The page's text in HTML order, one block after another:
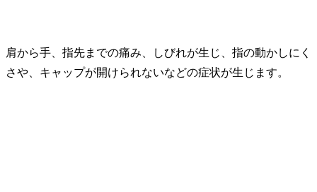
肩から手、指先までの痛み、しびれが生じ、指の動かしにく
さや、キャップが開けられないなどの症状が生じます。